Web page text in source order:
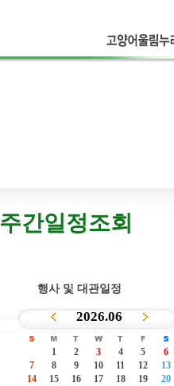
고양어울림누리
주간일정조회
행사 및 대관일정